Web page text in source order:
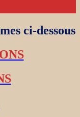
ci-dessous